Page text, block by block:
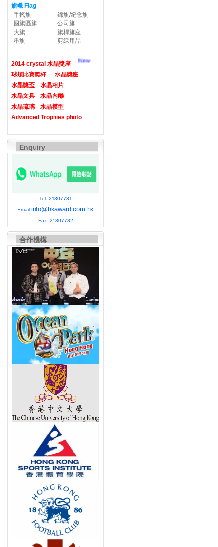
旗幟 Flag
手搖旗
錦旗/紀念旗
國旗區旗
公司旗
大旗
旗桿旗座
串旗
剪綵用品
2014 crystal 水晶獎座 New
球類比賽獎杯
水晶獎座
水晶獎盃
水晶相片
水晶文具
水晶內雕
水晶琉璃
水晶模型
Advanced Trophies photo
Enquiry
Tel: 21807781
Email:info@hkaward.com.hk
Fax: 21807782
合作機構